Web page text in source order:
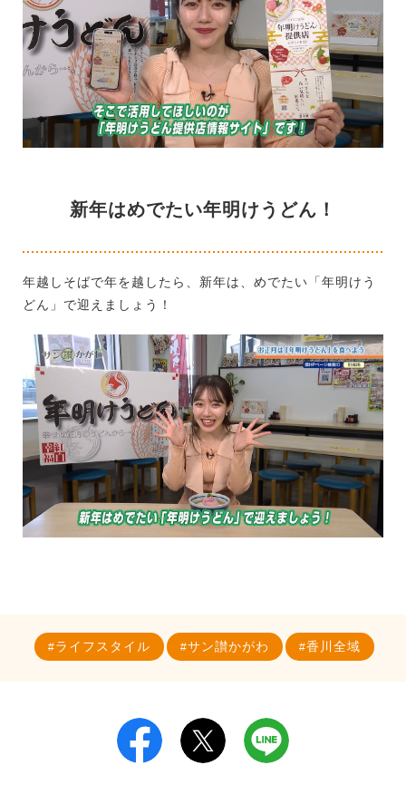
新年はめでたい年明けうどん！
年越しそばで年を越したら、新年は、めでたい「年明けう
どん」で迎えましょう！
ライフスタイル サン讃かがわ 香川全域